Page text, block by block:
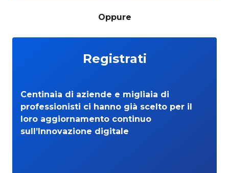
Oppure
Registrati
Centinaia di aziende e migliaia di
professionisti ci hanno già scelto per il
loro aggiornamento continuo
sull’Innovazione digitale